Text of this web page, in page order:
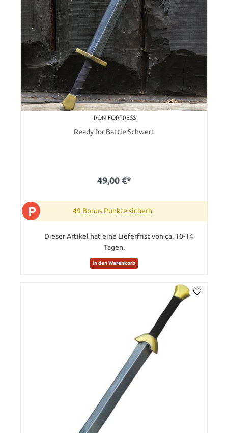
IRON FORTRESS
Ready for Battle Schwert
49,00 €*
P 49 Bonus Punkte sichern
Dieser Artikel hat eine Lieferfrist von ca. 10-14
Tagen.
In den Warenkorb